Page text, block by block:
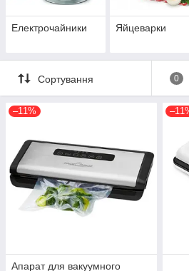
Електрочайники Яйцеварки
Сортування 0
–11%
Апарат для вакуумного